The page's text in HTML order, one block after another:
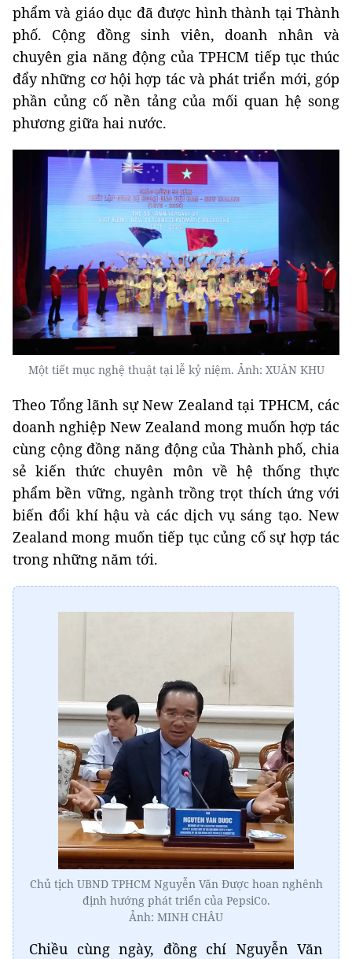
phẩm và giáo dục đã được hình thành tại Thành
phố. Cộng đồng sinh viên, doanh nhân và
chuyên gia năng động của TPHCM tiếp tục thúc
đẩy những cơ hội hợp tác và phát triển mới, góp
phần củng cố nền tảng của mối quan hệ song
phương giữa hai nước.
Một tiết mục nghệ thuật tại lễ kỷ niệm. Ảnh: XUÂN KHU
Theo Tổng lãnh sự New Zealand tại TPHCM, các
doanh nghiệp New Zealand mong muốn hợp tác
cùng cộng đồng năng động của Thành phố, chia
sẻ kiến thức chuyên môn về hệ thống thực
phẩm bền vững, ngành trồng trọt thích ứng với
biến đổi khí hậu và các dịch vụ sáng tạo. New
Zealand mong muốn tiếp tục củng cố sự hợp tác
trong những năm tới.
Chủ tịch UBND TPHCM Nguyễn Văn Được hoan nghênh
định hướng phát triển của PepsiCo.
Ảnh: MINH CHÂU
Chiều cùng ngày, đồng chí Nguyễn Văn